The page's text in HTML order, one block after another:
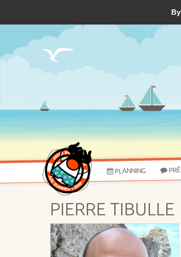
PLANNING
PIERRE TIBULLE